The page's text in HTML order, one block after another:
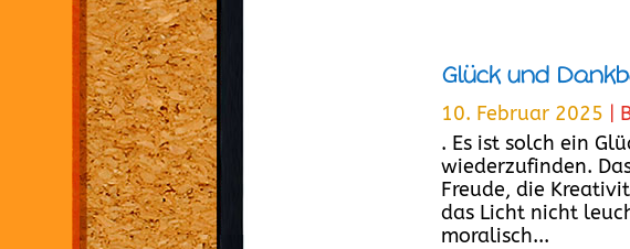
Glück und
10. Februar 2025 |
. Es ist solch ein
wiederzufinden.
Freude, die
das Licht nicht
moralisch...